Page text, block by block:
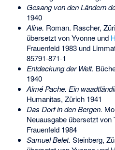
Gesang von den Ländern
1940
Aline. Roman. Rascher,
übersetzt von Yvonne und
Frauenfeld 1983 und
85791-871-1
Entdeckung der Welt.
1940
Aimé Pache. Ein
Humanitas, Zürich 1941
Das Dorf in den Bergen.
Neuausgabe übersetzt von
Frauenfeld 1984
Samuel Belet. Steinberg,